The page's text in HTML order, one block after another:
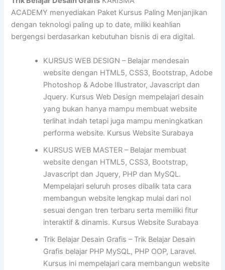
ACADEMY menyediakan Paket Kursus Paling Menjanjikan
dengan teknologi paling up to date, miliki keahlian
bergengsi berdasarkan kebutuhan bisnis di era digital.
KURSUS WEB DESIGN – Belajar mendesain
website dengan HTML5, CSS3, Bootstrap, Adobe
Photoshop & Adobe Illustrator, Javascript dan
Jquery. Kursus Web Design mempelajari desain
yang bukan hanya mampu membuat website
terlihat indah tetapi juga mampu meningkatkan
performa website. Kursus Website Surabaya
KURSUS WEB MASTER – Belajar membuat
website dengan HTML5, CSS3, Bootstrap,
Javascript dan Jquery, PHP dan MySQL.
Mempelajari seluruh proses dibalik tata cara
membangun website lengkap mulai dari nol
sesuai dengan tren terbaru serta memiliki fitur
interaktif & dinamis. Kursus Website Surabaya
Trik Belajar Desain Grafis – Trik Belajar Desain
Grafis belajar PHP MySQL, PHP OOP, Laravel.
Kursus ini mempelajari cara membangun website